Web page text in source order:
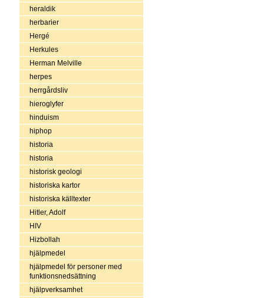
heraldik
herbarier
Hergé
Herkules
Herman Melville
herpes
herrgårdsliv
hieroglyfer
hinduism
hiphop
historia
historia
historisk geologi
historiska kartor
historiska källtexter
Hitler, Adolf
HIV
Hizbollah
hjälpmedel
hjälpmedel för personer med
funktionsnedsättning
hjälpverksamhet